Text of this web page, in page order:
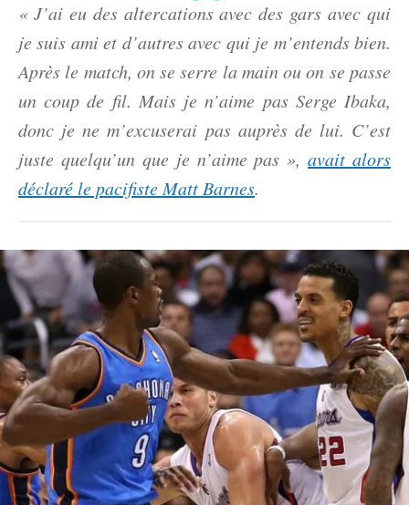
« J’ai eu des altercations avec des gars avec qui
je suis ami et d’autres avec qui je m’entends bien.
Après le match, on se serre la main ou on se passe
un coup de fil. Mais je n’aime pas Serge Ibaka,
donc je ne m’excuserai pas auprès de lui. C’est
juste quelqu’un que je n’aime pas »,avait alors
déclaré le pacifiste Matt Barnes.